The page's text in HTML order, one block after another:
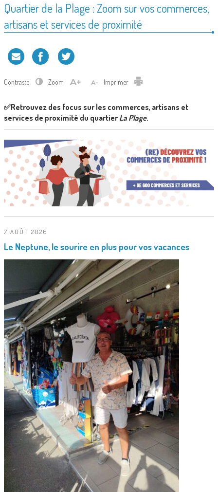
Quartier de la Plage : Zoom sur vos commerces,
artisans et services de proximité
Contraste Zoom Imprimer
✅Retrouvez des focus sur les commerces, artisans et
services de proximité du quartier La Plage.
7 AOÛT 2026
Le Neptune, le sourire en plus pour vos vacances